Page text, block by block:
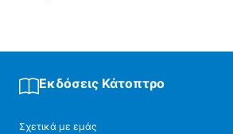
Εκδόσεις Κάτοπτρο
Σχετικά με εμάς